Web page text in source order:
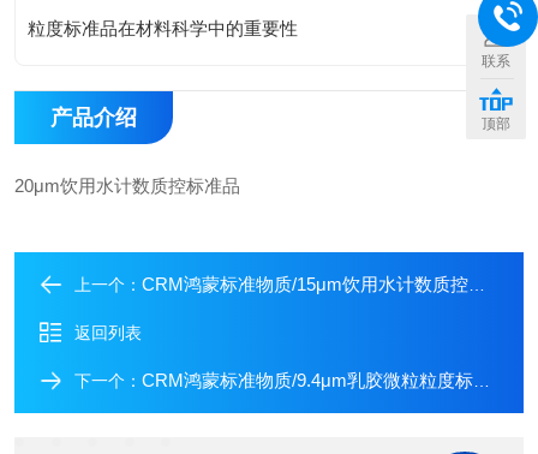
粒度标准品在材料科学中的重要性
产品介绍
20μm饮用水计数质控标准品
上一个： CRM鸿蒙标准物质/15μm饮用水计数质控标准品
返回列表
下一个： CRM鸿蒙标准物质/9.4μm乳胶微粒粒度标准物质
联系
顶部